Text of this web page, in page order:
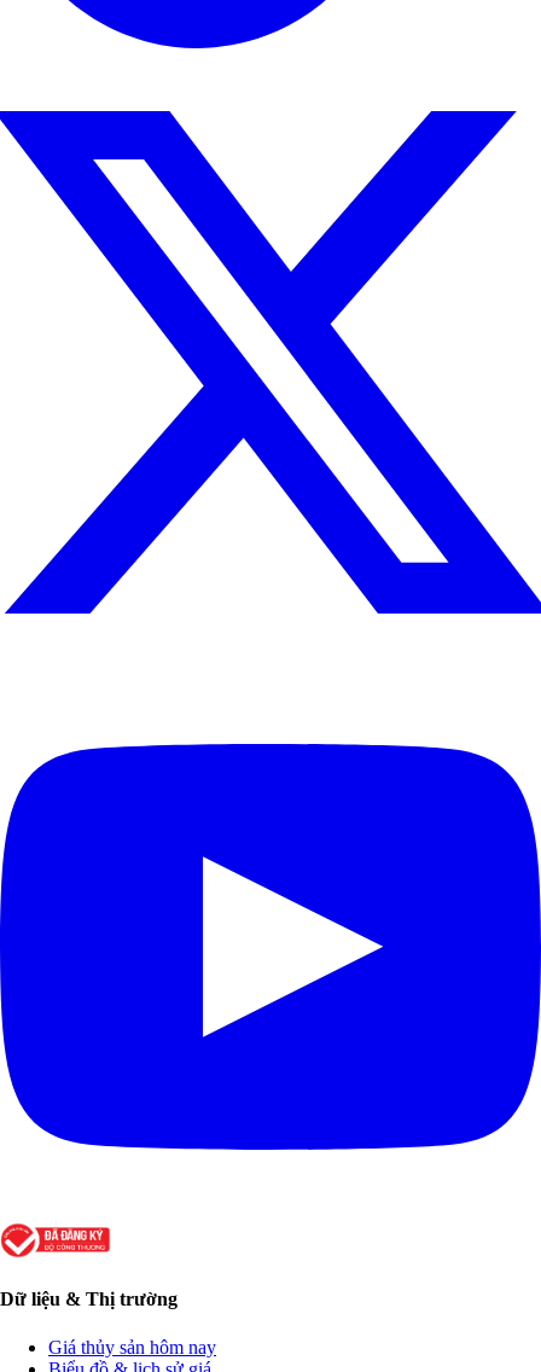
Dữ liệu & Thị trường
Giá thủy sản hôm nay